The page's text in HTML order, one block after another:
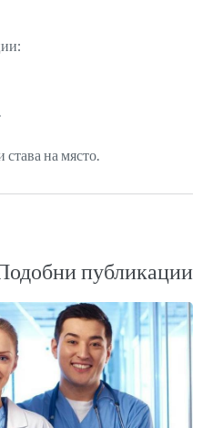
на място.
публикации